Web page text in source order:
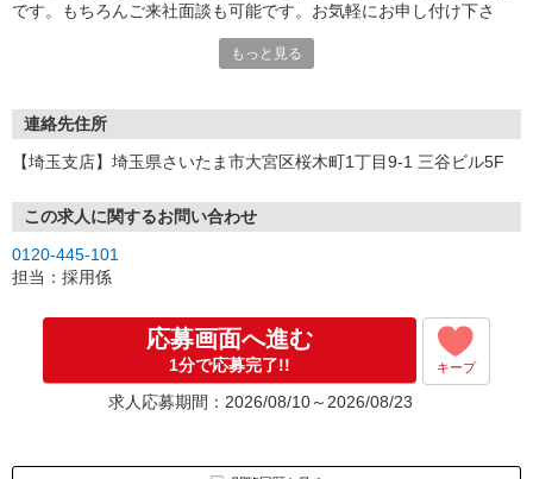
です。もちろんご来社面談も可能です。お気軽にお申し付け下さ
もっと見る
連絡先住所
【埼玉支店】埼玉県さいたま市大宮区桜木町1丁目9-1 三谷ビル5F
この求人に関するお問い合わせ
0120-445-101
担当：採用係
応募画面へ進む
1分で応募完了!! キープ
求人応募期間：2026/08/10～2026/08/23